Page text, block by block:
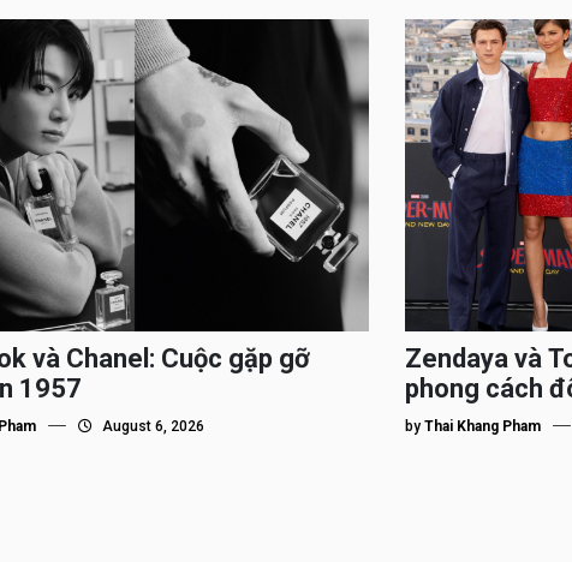
và Chanel: Cuộc gặp gỡ
1957
August 6, 2026
Zendaya và
phong cách
bá Spider-Man
byThai Khang Pham